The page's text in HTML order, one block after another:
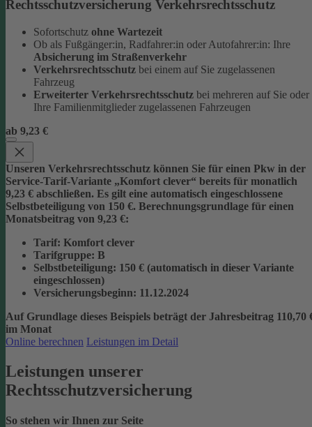
Rechtsschutzversicherung Verkehrsrechtsschutz
Sofortschutz ohne Wartezeit
Ob als Fußgänger:in, Radfahrer:in oder Autofahrer:in: Ihre
Absicherung im Straßenverkehr
Verkehrsrechtsschutz bei einem auf Sie zugelassenen
Fahrzeug
Erweiterter Verkehrsrechtsschutz bei mehreren auf Sie oder
Ihre Familienmitglieder zugelassenen Fahrzeugen
ab 9,23 €
Unseren Verkehrsrechtsschutz können Sie für einen Pkw in der
Service-Tarif-Variante „Komfort clever“ bereits für monatlich
9,23 € abschließen. Es gilt eine automatisch eingeschlossene
Selbstbeteiligung von 150 €. Berechnungsgrundlage für einen
Monatsbeitrag von 9,23 €:
Tarif: Komfort clever
Tarifgruppe: B
Selbstbeteiligung: 150 € (automatisch in dieser Variante
eingeschlossen)
Versicherungsbeginn: 11.12.2024
Auf Grundlage dieses Beispiels beträgt der Jahresbeitrag 110,70
im Monat
Online berechnen Leistungen im Detail
Leistungen unserer
Rechtsschutzversicherung
So stehen wir Ihnen zur Seite